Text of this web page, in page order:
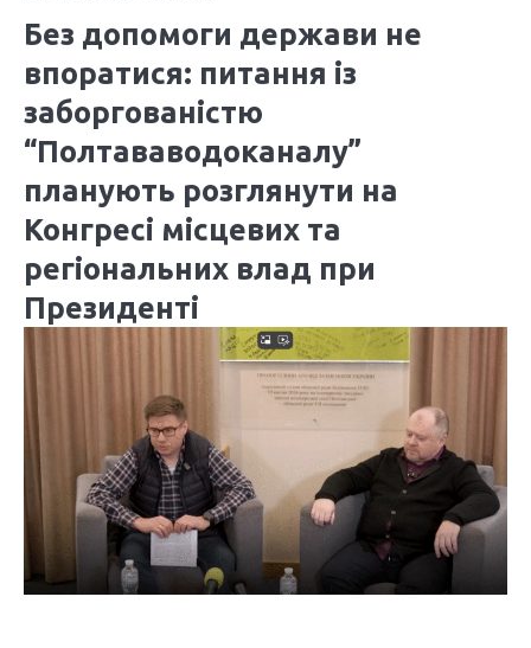
Без допомоги держави не
впоратися: питання із
заборгованістю
“Полтававодоканалу”
планують розглянути на
Конгресі місцевих та
регіональних влад при
Президенті